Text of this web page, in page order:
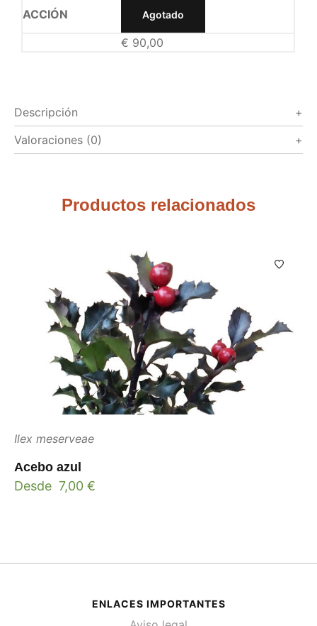
Agotado
€ 90,00
Descripción
Valoraciones (0)
Productos relacionados
Ilex meserveae
Acebo azul
Desde 7,00 €
ENLACES IMPORTANTES